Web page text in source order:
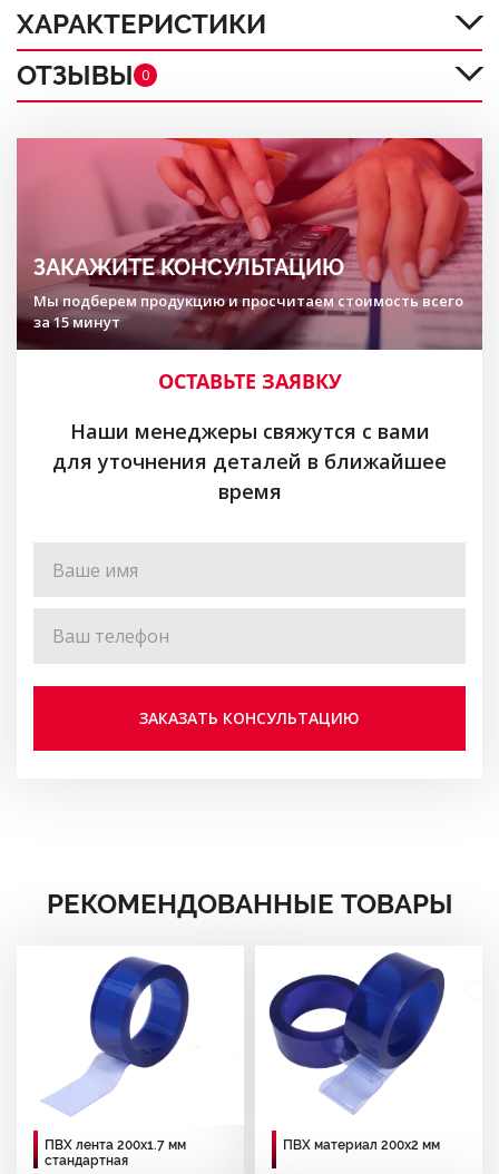
ХАРАКТЕРИСТИКИ
ОТЗЫВЫ 0
ЗАКАЖИТЕ КОНСУЛЬТАЦИЮ
Мы подберем продукцию и просчитаем стоимость всего
за 15 минут
ОСТАВЬТЕ ЗАЯВКУ
Наши менеджеры свяжутся с вами
для уточнения деталей в ближайшее
время
РЕКОМЕНДОВАННЫЕ ТОВАРЫ
ПВХ лента 200х1.7 мм
стандартная
ПВХ материал 200х2 мм